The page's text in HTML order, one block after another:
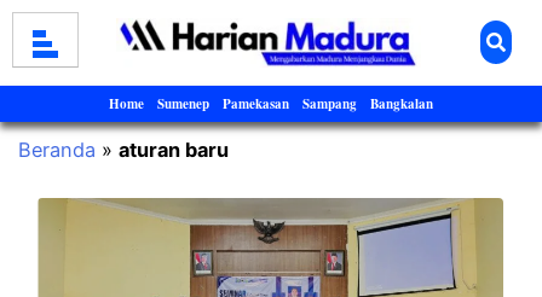
Home Sumenep Pamekasan Sampang Bangkalan
Beranda » aturan baru